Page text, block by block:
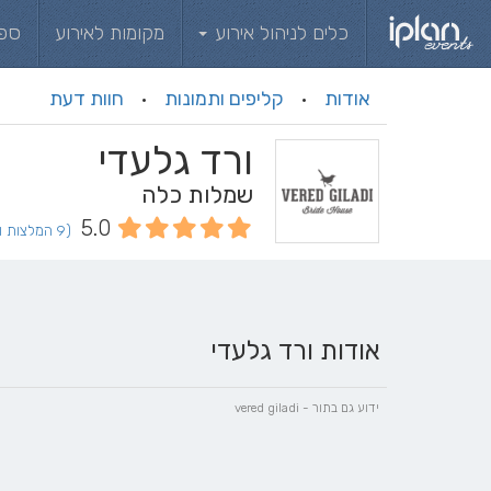
כלים לניהול אירוע מקומות לאירוע
אודות · קליפים ותמונות · חוות דעת
ורד גלעדי
שמלות כלה
5.0 (9 המלצות וחוות דעת)
אודות ורד גלעדי
ידוע גם בתור - vered giladi